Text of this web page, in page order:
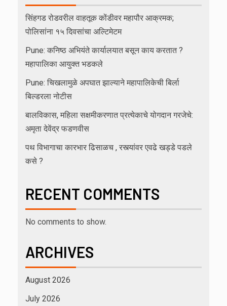
सिंहगड रोडवरील वाहतूक कोंडीवर महापौर आक्रमक;
पोलिसांना १५ दिवसांचा अल्टिमेटम
Pune: कनिष्ठ अभियंते कार्यालयात बसून काय करतात ?
महापालिका आयुक्त भडकले
Pune: चिखलामुळे अपघात झाल्याने महापालिकेची बिर्ला
बिल्डरला नोटीस
बालविकास, महिला सक्षमीकरणात प्रत्येकाचे योगदान गरजेचे:
अमृता देवेंद्र फडणवीस
पथ विभागाचा कारभार ढिसाळच , रस्त्यांवर एवढे खड्डे पडले
कसे ?
RECENT COMMENTS
No comments to show.
ARCHIVES
August 2026
July 2026